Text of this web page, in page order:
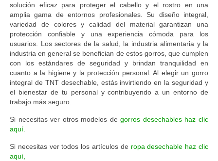
solución eficaz para proteger el cabello y el rostro en una
amplia gama de entornos profesionales. Su diseño integral,
variedad de colores y calidad del material garantizan una
protección confiable y una experiencia cómoda para los
usuarios. Los sectores de la salud, la industria alimentaria y la
industria en general se benefician de estos gorros, que cumplen
con los estándares de seguridad y brindan tranquilidad en
cuanto a la higiene y la protección personal. Al elegir un gorro
integral de TNT desechable, estás invirtiendo en la seguridad y
el bienestar de tu personal y contribuyendo a un entorno de
trabajo más seguro.
Si necesitas ver otros modelos degorros desechables haz clic
aquí.
Si necesitas ver todos los artículos de ropa desechable haz clic
aquí,